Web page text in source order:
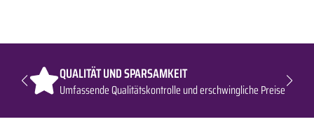
QUALITÄT UND SPARSAMKEIT
Umfassende Qualitätskontrolle und erschwingliche Preise